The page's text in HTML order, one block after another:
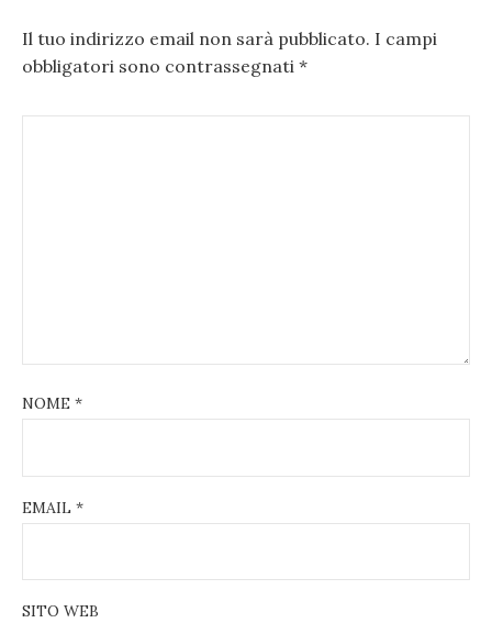
Il tuo indirizzo email non sarà pubblicato. I campi
obbligatori sono contrassegnati *
NOME *
EMAIL *
SITO WEB